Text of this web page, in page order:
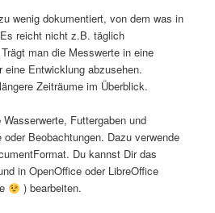
wenig dokumentiert, von dem was in
reicht nicht z.B. täglich
man die Messwerte in eine
Entwicklung abzusehen.
Zeiträume im Überblick.
Futtergaben und
Beobachtungen. Dazu verwende
Du kannst Dir das
in OpenOffice oder LibreOffice
) bearbeiten.